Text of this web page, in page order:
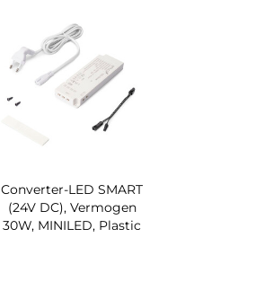
Converter-LED SMART
(24V DC), Vermogen
30W, MINILED, Plastic